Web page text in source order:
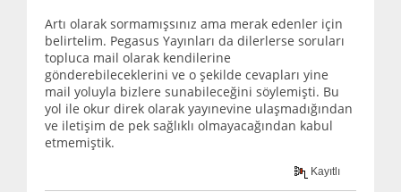
Artı olarak sormamışsınız ama merak edenler için
belirtelim. Pegasus Yayınları da dilerlerse soruları
topluca mail olarak kendilerine
gönderebileceklerini ve o şekilde cevapları yine
mail yoluyla bizlere sunabileceğini söylemişti. Bu
yol ile okur direk olarak yayınevine ulaşmadığından
ve iletişim de pek sağlıklı olmayacağından kabul
etmemiştik.
Kayıtlı